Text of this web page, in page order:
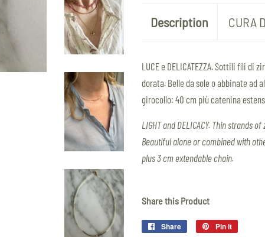
Description CURA
LUCE e DELICATEZZA. Sottili fili
dorata. Belle da sole o abbinate ad
girocollo: 40 cm più catenina
LIGHT and DELICACY. Thin
Beautiful alone or combined with
plus 3 cm extendable chain.
Share this Product
Share
Share
Pin it